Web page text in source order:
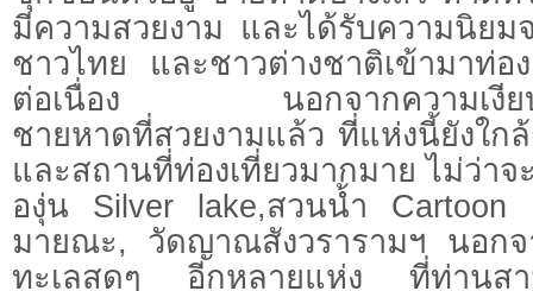
มีความสวยงาม และได้รับความนิยม
ชาวไทย และชาวต่างชาติเข้ามาท่อ
ต่อเนื่อง นอกจากความเงียบส
ชายหาดที่สวยงามแล้ว ที่แห่งนี้ยังใก
และสถานที่ท่องเที่ยวมากมาย ไม่ว่า
องุ่น Silver lake,สวนน้ำ Cartoon
มายณะ, วัดญาณสังวรารามฯ นอกจ
ทะเลสดๆ อีกหลายแห่ง ที่ท่านสา